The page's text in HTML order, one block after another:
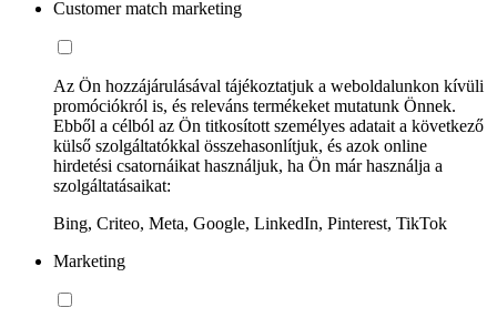
Customer match marketing
Az Ön hozzájárulásával tájékoztatjuk a weboldalunkon kívüli
promóciókról is, és releváns termékeket mutatunk Önnek.
Ebből a célból az Ön titkosított személyes adatait a következő
külső szolgáltatókkal összehasonlítjuk, és azok online
hirdetési csatornáikat használjuk, ha Ön már használja a
szolgáltatásaikat:
Bing, Criteo, Meta, Google, LinkedIn, Pinterest, TikTok
Marketing